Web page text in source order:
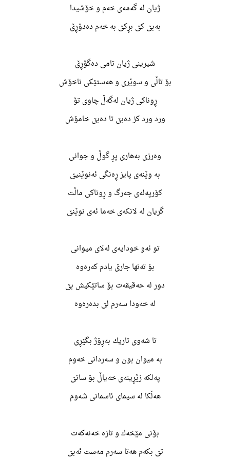
ژیان لە گەمەی خەم و خۆشیدا
بەبێ كێ بڕكێ بە خەم دەدۆڕێ
شیرینی ژیان تامی دەگۆڕێ
بۆ تاڵی و سوێری و هەستێكی ناخۆش
ڕوناكی ژیان لەگەڵ چاوی تۆ
ورد ورد كز دەبێ تا دەبێ خامۆش
وەرزی بەهاری پڕ گوڵ و جوانی
بە وێنەی پایز ڕەنگی ئەنوێنیێ
كۆرپەلەی جەرگ و ڕوناكی ماڵت
گریان لە لانكەی خەما ئەی نوێنێ
تو ئەو خودایەی لەلای میوانی
بۆ تەنها جارێ یادم كەرەوە
دور لە حەقیقەت بۆ ساتێكیش بێ
لە خەودا سەرم لێ بدەرەوە
تا شەوی تاریك بەڕۆژ بگێڕی
بە میوان بون و سەردانی خەوم
پەلكە زێڕینەی خەیاڵ بۆ ساتێ
هەڵكا لە سیمای ئاسمانی شەوم
بۆنی مێخەك و تازە خەنەكەت
تێ بكەم هەتا سەرم مەست ئەبێ